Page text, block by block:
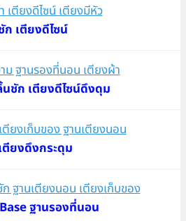
เตียงดีไซน์
ชัก เตียงดีไซน์ดึงดุม
ยงดึงกระดุม
ฐานรองที่นอน